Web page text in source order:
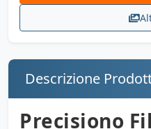
Descrizione
Precisiono